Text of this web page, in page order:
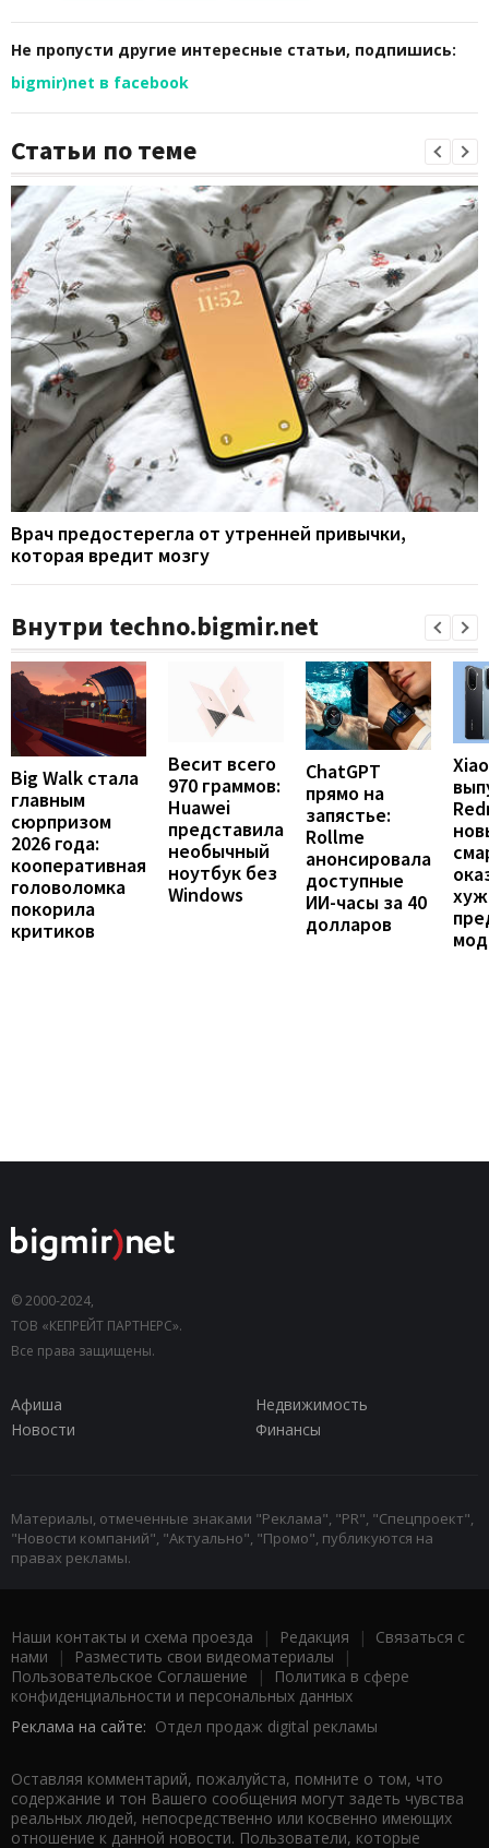
Не пропусти другие интересные статьи, подпишись:
bigmir)net в facebook
Статьи по теме
Врач предостерегла от утренней привычки,
которая вредит мозгу
Внутри techno.bigmir.net
Big Walk стала
главным
сюрпризом
2026 года:
кооперативная
головоломка
покорила
критиков
Весит всего
970 граммов:
Huawei
представила
необычный
ноутбук без
Windows
ChatGPT
прямо на
запястье:
Rollme
анонсировала
доступные
ИИ-часы за 40
долларов
© 2000-2024,
ТОВ «КЕПРЕЙТ ПАРТНЕРС».
Все права защищены.
Афиша
Недвижимость
Новости
Финансы
Материалы, отмеченные знаками "Реклама", "PR", "Спецпроект",
"Новости компаний", "Актуально", "Промо", публикуются на
правах рекламы.
Наши контакты и схема проезда | Редакция | Связаться с
нами | Разместить свои видеоматериалы |
Пользовательское Соглашение |
Политика в сфере
конфиденциальности и персональных данных
Реклама на сайте: Отдел продаж digital рекламы
Оставляя комментарий, пожалуйста, помните о том, что
содержание и тон Вашего сообщения могут задеть чувства
реальных людей, непосредственно или косвенно имеющих
отношение к данной новости. Пользователи, которые